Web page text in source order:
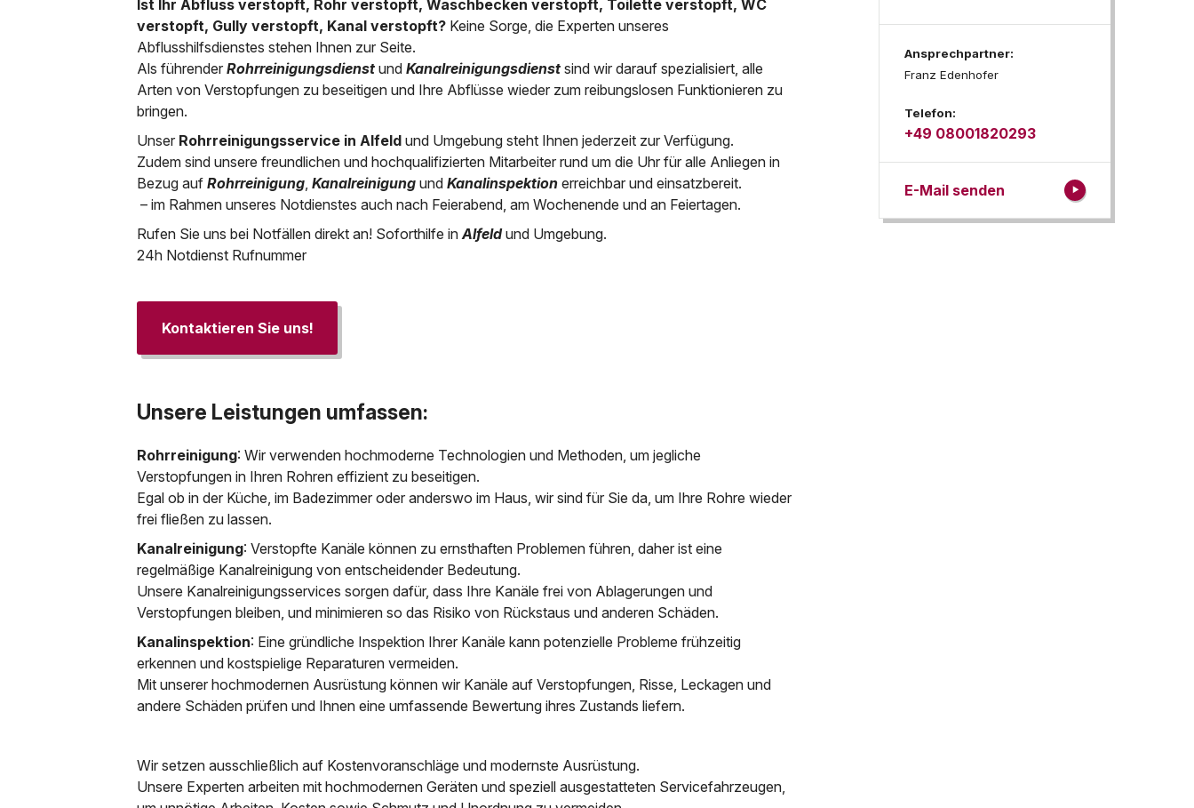
Ist Ihr Abfluss verstopft, Rohr verstopft, Waschbecken verstopft, Toilette verstopft, WC
verstopft, Gully verstopft, Kanal verstopft? Keine Sorge, die Experten unseres
Abflusshilfsdienstes stehen Ihnen zur Seite.
Als führenderRohrreinigungsdienst undKanalreinigungsdienst sind wir darauf spezialisiert, alle
Arten von Verstopfungen zu beseitigen und Ihre Abflüsse wieder zum reibungslosen Funktionieren zu
bringen.
Unser Rohrreinigungsservice in Alfeldund Umgebung steht Ihnen jederzeit zur Verfügung.
Zudem sind unsere freundlichen und hochqualifizierten Mitarbeiter rund um die Uhr für alle Anliegen in
Bezug aufRohrreinigung ,Kanalreinigung undKanalinspektion erreichbar und einsatzbereit.
– im Rahmen unseres Notdienstes auch nach Feierabend, am Wochenende und an Feiertagen.
Rufen Sie uns bei Notfällen direkt an! Soforthilfe inAlfeldund Umgebung.
24h Notdienst Rufnummer
Kontaktieren Sie uns!
Unsere Leistungen umfassen:
Rohrreinigung: Wir verwenden hochmoderne Technologien und Methoden, um jegliche
Verstopfungen in Ihren Rohren effizient zu beseitigen.
Egal ob in der Küche, im Badezimmer oder anderswo im Haus, wir sind für Sie da, um Ihre Rohre wieder
frei fließen zu lassen.
Kanalreinigung: Verstopfte Kanäle können zu ernsthaften Problemen führen, daher ist eine
regelmäßige Kanalreinigung von entscheidender Bedeutung.
Unsere Kanalreinigungsservices sorgen dafür, dass Ihre Kanäle frei von Ablagerungen und
Verstopfungen bleiben, und minimieren so das Risiko von Rückstaus und anderen Schäden.
Kanalinspektion: Eine gründliche Inspektion Ihrer Kanäle kann potenzielle Probleme frühzeitig
erkennen und kostspielige Reparaturen vermeiden.
Mit unserer hochmodernen Ausrüstung können wir Kanäle auf Verstopfungen, Risse, Leckagen und
andere Schäden prüfen und Ihnen eine umfassende Bewertung ihres Zustands liefern.
Wir setzen ausschließlich auf Kostenvoranschläge und modernste Ausrüstung.
Unsere Experten arbeiten mit hochmodernen Geräten und speziell ausgestatteten Servicefahrzeugen,
Ansprechpartner:
Franz Edenhofer
Telefon:
+49 08001820293
E-Mail senden